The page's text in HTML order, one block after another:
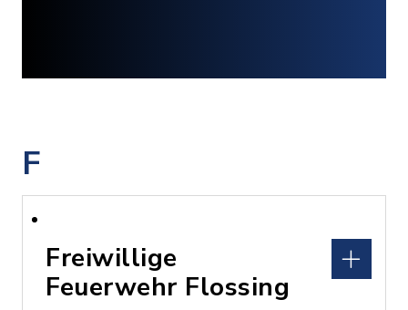
F
Freiwillige
Feuerwehr Flossing